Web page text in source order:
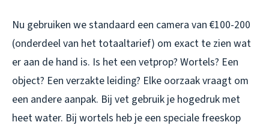
Nu gebruiken we standaard een camera van €100-200
(onderdeel van het totaaltarief) om exact te zien wat
er aan de hand is. Is het een vetprop? Wortels? Een
object? Een verzakte leiding? Elke oorzaak vraagt om
een andere aanpak. Bij vet gebruik je hogedruk met
heet water. Bij wortels heb je een speciale freeskop